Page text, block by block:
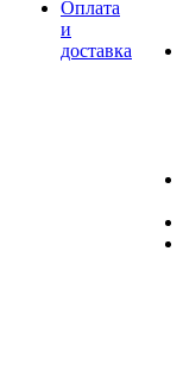
Оплата
и
доставка